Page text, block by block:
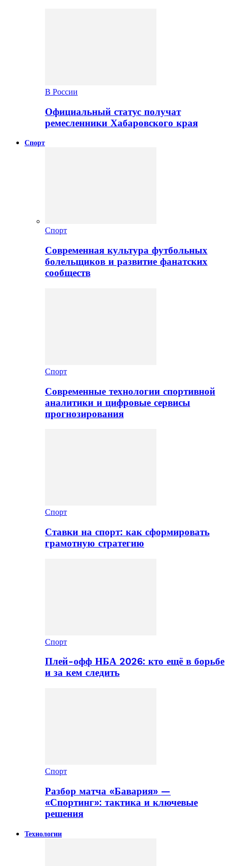
В России
Официальный статус получат
ремесленники Хабаровского края
Спорт
Спорт
Современная культура футбольных
болельщиков и развитие фанатских
сообществ
Спорт
Современные технологии спортивной
аналитики и цифровые сервисы
прогнозирования
Спорт
Ставки на спорт: как сформировать
грамотную стратегию
Спорт
Плей-офф НБА 2026: кто ещё в борьбе
и за кем следить
Спорт
Разбор матча «Бавария» —
«Спортинг»: тактика и ключевые
решения
Технологии